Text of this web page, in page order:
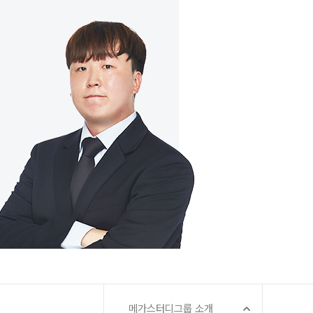
메가스터디그룹 소개